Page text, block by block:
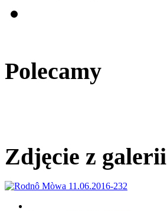
Polecamy
Zdjęcie z galerii